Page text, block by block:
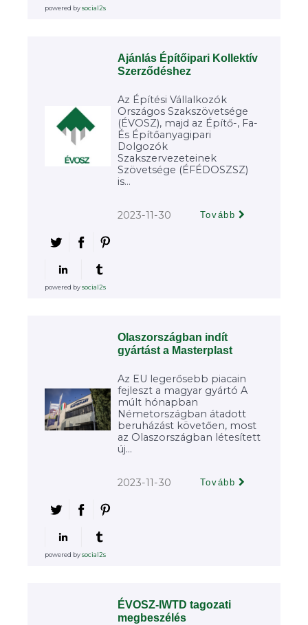
powered bysocial2s
Ajánlás Építőipari Kollektív
Szerződéshez
Az Építési Vállalkozók
Országos Szakszövetsége
(ÉVOSZ), majd az Építő-, Fa-
És Építőanyagipari
Dolgozók
Szakszervezeteinek
Szövetsége (ÉFÉDOSZSZ)
is...
2023-11-30 Tovább
powered bysocial2s
Olaszországban indít
gyártást a Masterplast
Az EU legerősebb piacain
fejleszt a magyar gyártó A
múlt hónapban
Németországban átadott
beruházást követően, most
az Olaszországban létesített
új...
2023-11-30 Tovább
powered bysocial2s
ÉVOSZ-IWTD tagozati
megbeszélés